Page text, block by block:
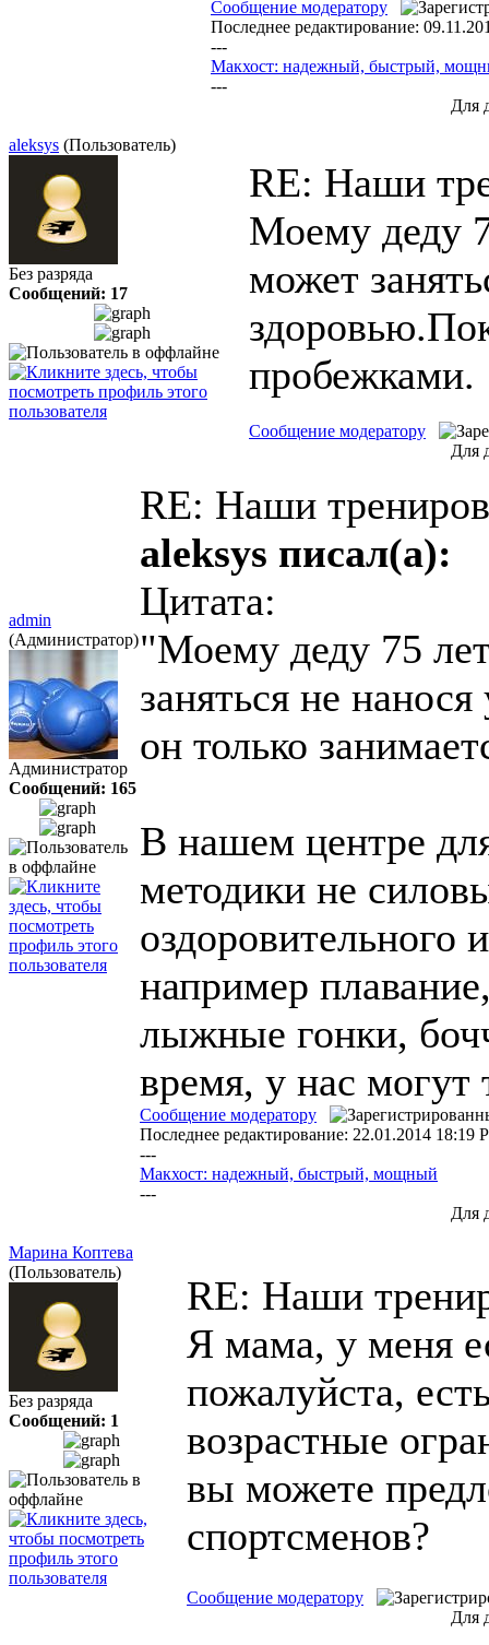
Сообщение модератору
Последнее редактирование:
---
Макхост: надежный, быстрый,
---
Для
aleksys (Пользователь)
Без разряда
Сообщений: 17
RE: Наши
Моему деду
может
пробежками.
Сообщение модератору
Для
admin
(Администратор)
Администратор
Сообщений: 165
RE: Наши
aleksys писал(а):
Цитата:
"Моему деду 75
заняться не
он только
В нашем центре
методики не
оздоровительного
например
лыжные гонки,
время, у нас могут
Сообщение модератору
Последнее редактирование: 22.01.2014 18:19
---
Макхост: надежный, быстрый, мощный
---
Для
Марина Коптева
(Пользователь)
Без разряда
Сообщений: 1
RE: Наши
Я мама, у меня
пожалуйста,
возрастные
вы можете
спортсменов?
Сообщение модератору
Для